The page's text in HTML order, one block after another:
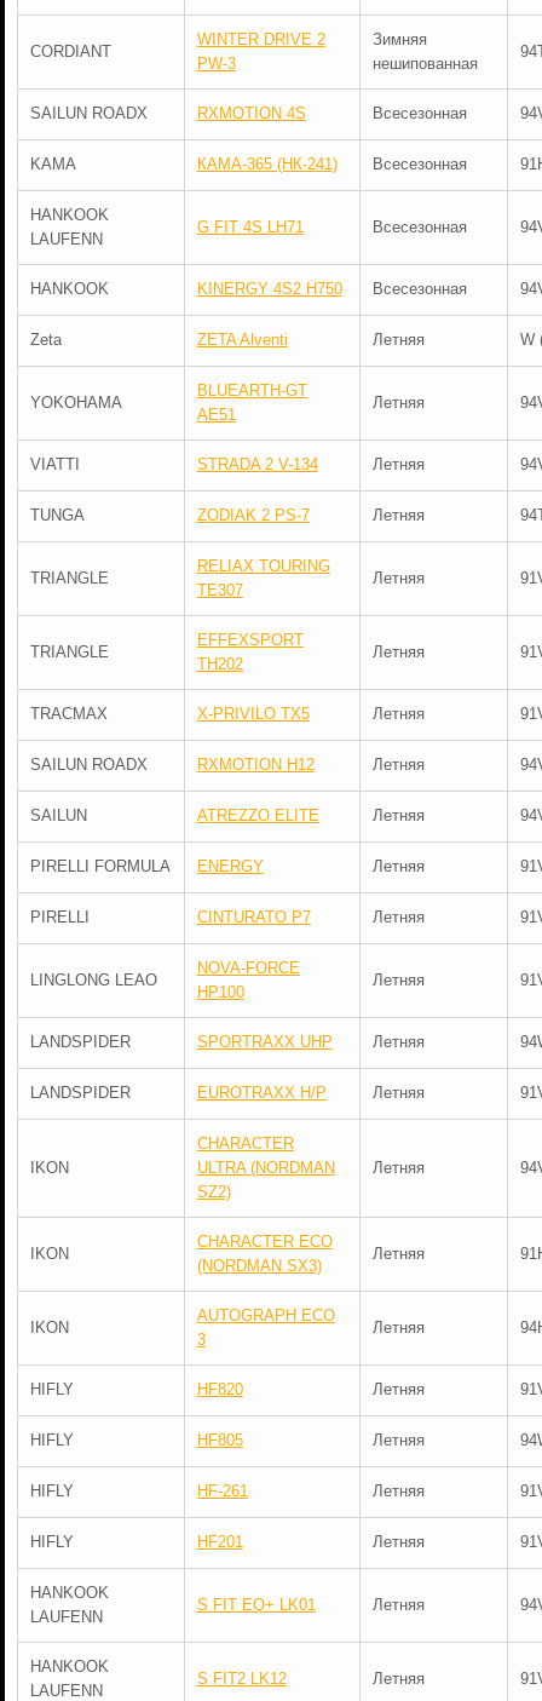
CORDIANT
WINTER DRIVE 2
PW-3
Зимняя
нешипованная
SAILUN ROADX RXMOTION 4S Всесезонная
KAMA КАМА-365 (НК-241) Всесезонная
HANKOOK
LAUFENN
G FIT 4S LH71 Всесезонная
HANKOOK KINERGY 4S2 H750 Всесезонная
Zeta ZETA Alventi Летняя W
YOKOHAMA
BLUEARTH-GT
AE51
Летняя
VIATTI STRADA 2 V-134 Летняя
TUNGA ZODIAK 2 PS-7 Летняя
TRIANGLE
RELIAX TOURING
TE307
Летняя
TRIANGLE
EFFEXSPORT
TH202
Летняя
TRACMAX X-PRIVILO TX5 Летняя
SAILUN ROADX RXMOTION H12 Летняя
SAILUN ATREZZO ELITE Летняя
PIRELLI FORMULA ENERGY Летняя
PIRELLI CINTURATO P7 Летняя
LINGLONG LEAO
NOVA-FORCE
HP100
Летняя
LANDSPIDER SPORTRAXX UHP Летняя
LANDSPIDER EUROTRAXX H/P Летняя
IKON
CHARACTER
ULTRA (NORDMAN
SZ2)
Летняя
IKON
CHARACTER ECO
(NORDMAN SX3)
Летняя
IKON
AUTOGRAPH ECO
3
Летняя
HIFLY HF820 Летняя
HIFLY HF805 Летняя
HIFLY HF-261 Летняя
HIFLY HF201 Летняя
HANKOOK
LAUFENN
S FIT EQ+ LK01 Летняя
HANKOOK
LAUFENN
S FIT2 LK12 Летняя